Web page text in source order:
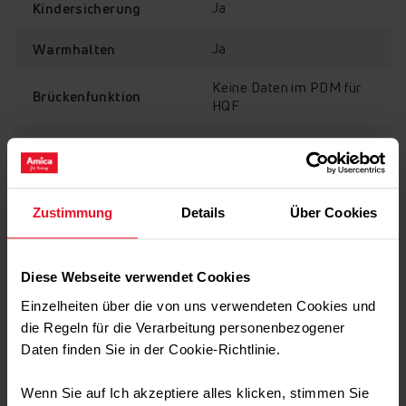
Zustimmung Details Über Cookies
Diese Webseite verwendet Cookies
Einzelheiten über die von uns verwendeten Cookies und
die Regeln für die Verarbeitung personenbezogener
Daten finden Sie in der Cookie-Richtlinie.
Wenn Sie auf Ich akzeptiere alles klicken, stimmen Sie
Kindersicherung
auszuschalten, wenn Sie andere Tätigkeiten in der Küche
Um ein solches Risiko zu vermeiden, sind die Kochfelder
von Amica mit einer speziellen Sperre ausgestattet. Sie
schalten sie ein und haben die volle Kontrolle. Die
alles!
Kindersicherung Ja
Warmhalten Ja
Brückenfunktion
Keine Daten im PDM für
HQF
Zeitlimit
Sicherheitssystem
Timer Ja
Technische Daten